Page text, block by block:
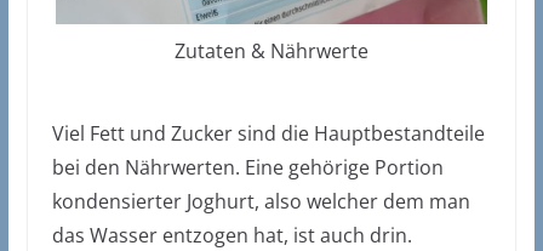
Zutaten & Nährwerte
Viel Fett und Zucker sind die Hauptbestandteile
bei den Nährwerten. Eine gehörige Portion
kondensierter Joghurt, also welcher dem man
das Wasser entzogen hat, ist auch drin.